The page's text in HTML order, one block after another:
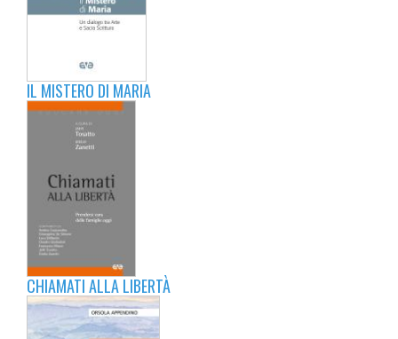
IL MISTERO DI MARIA
CHIAMATI ALLA LIBERTÀ